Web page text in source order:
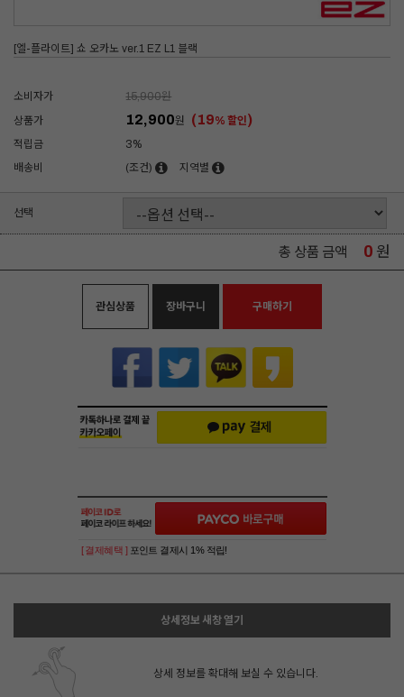
[엘-플라이트] 쇼 오카노 ver.1 EZ L1 블랙
소비자가 15,900원
상품가
12,900원 (19% 할인)
적립금
3%
배송비
(조건) 지역별
선택
총 상품 금액 0 원
관심상품 장바구니 구매하기
[ 결제혜택 ] 포인트 결제시 1% 적립!
상세정보 새창 열기
상세 정보를 확대해 보실 수 있습니다.